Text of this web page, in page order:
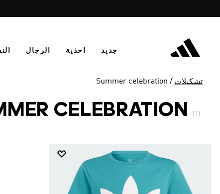
جديد احذية الرجال
تشكيلات Summer celebration
CELEBRATION (1)